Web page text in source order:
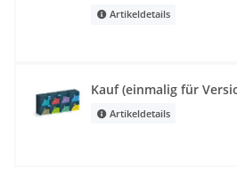
Artikeldetails
Kauf (einmalig für
Artikeldetails